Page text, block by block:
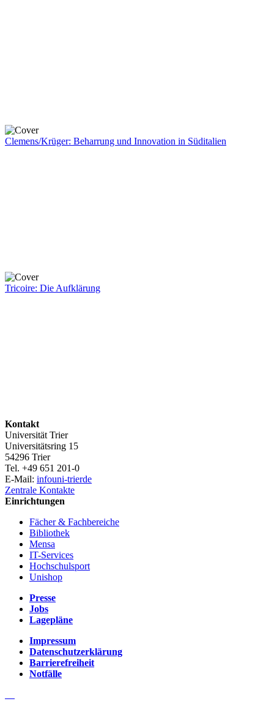
Clemens/Krüger: Beharrung und Innovation in Süditalien
Tricoire: Die Aufklärung
Kontakt
Universität Trier
Universitätsring 15
54296 Trier
Tel. +49 651 201-0
E-Mail: infouni-trierde
Zentrale Kontakte
Einrichtungen
Fächer & Fachbereiche
Bibliothek
Mensa
IT-Services
Hochschulsport
Unishop
Presse
Jobs
Lagepläne
Impressum
Datenschutzerklärung
Barrierefreiheit
Notfälle